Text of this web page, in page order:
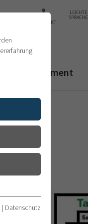
KONTAKT
LEICHTE
SPRACHE
Engagement
| Datenschutz